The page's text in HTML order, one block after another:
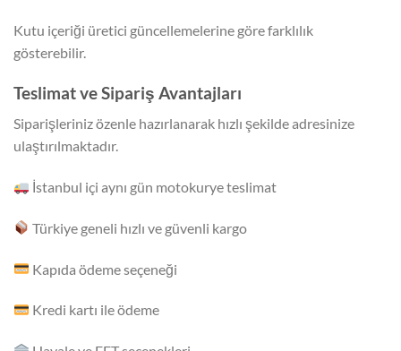
Kutu içeriği üretici güncellemelerine göre farklılık
gösterebilir.
Teslimat ve Sipariş Avantajları
Siparişleriniz özenle hazırlanarak hızlı şekilde adresinize
ulaştırılmaktadır.
İstanbul içi aynı gün motokurye teslimat
Türkiye geneli hızlı ve güvenli kargo
Kapıda ödeme seçeneği
Kredi kartı ile ödeme